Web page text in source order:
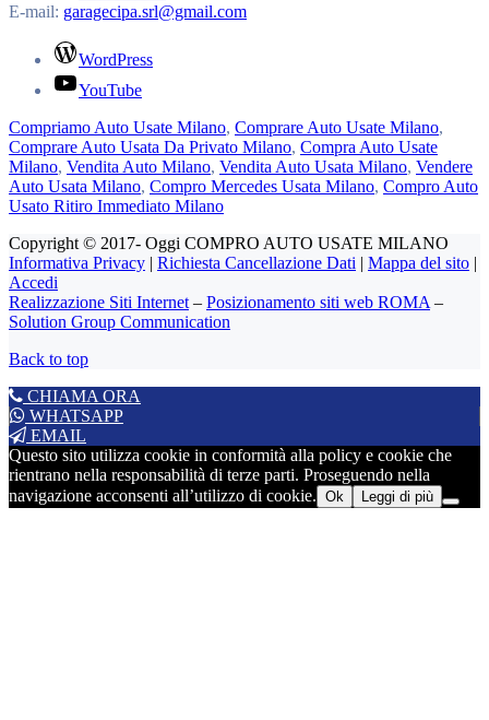
E-mail: garagecipa.srl@gmail.com
WordPress
YouTube
Compriamo Auto Usate Milano, Comprare Auto Usate Milano,
Comprare Auto Usata Da Privato Milano, Compra Auto Usate
Milano, Vendita Auto Milano, Vendita Auto Usata Milano, Vendere
Auto Usata Milano, Compro Mercedes Usata Milano, Compro Auto
Usato Ritiro Immediato Milano
Copyright © 2017- Oggi COMPRO AUTO USATE MILANO
Informativa Privacy | Richiesta Cancellazione Dati | Mappa del sito |
Accedi
Realizzazione Siti Internet – Posizionamento siti web ROMA –
Solution Group Communication
Back to top
CHIAMA ORA
WHATSAPP
EMAIL
Questo sito utilizza cookie in conformità alla policy e cookie che
rientrano nella responsabilità di terze parti. Proseguendo nella
navigazione acconsenti all’utilizzo di cookie. Ok Leggi di più